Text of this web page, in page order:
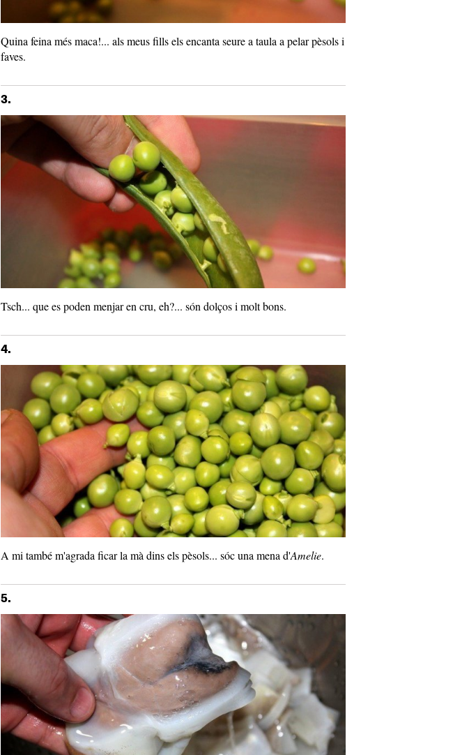
Quina feina més maca!... als meus fills els encanta seure a taula a pelar pèsols i
faves.
3.
Tsch... que es poden menjar en cru, eh?... són dolços i molt bons.
4.
A mi també m'agrada ficar la mà dins els pèsols... sóc una mena d'Amelie.
5.